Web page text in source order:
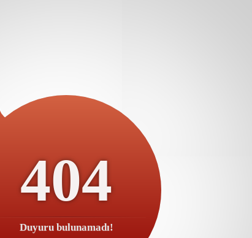
404
Duyuru bulunamadı!